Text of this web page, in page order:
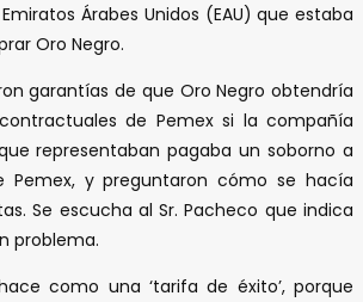
Árabes Unidos (EAU) que estaba
Oro Negro.
garantías de que Oro Negro obtendría
de Pemex si la compañía
representaban pagaba un soborno a
Pemex, y preguntaron cómo se hacía
Se escucha al Sr. Pacheco que indica
problema.
como una ‘tarifa de éxito’, porque